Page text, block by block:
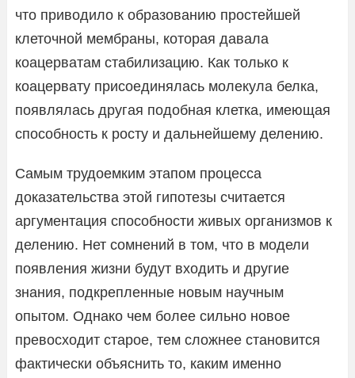
что приводило к образованию простейшей
клеточной мембраны, которая давала
коацерватам стабилизацию. Как только к
коацервату присоединялась молекула белка,
появлялась другая подобная клетка, имеющая
способность к росту и дальнейшему делению.
Самым трудоемким этапом процесса
доказательства этой гипотезы считается
аргументация способности живых организмов к
делению. Нет сомнений в том, что в модели
появления жизни будут входить и другие
знания, подкрепленные новым научным
опытом. Однако чем более сильно новое
превосходит старое, тем сложнее становится
фактически объяснить то, каким именно